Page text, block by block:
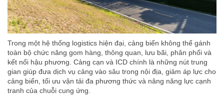
Trong một hệ thống logistics hiện đại, cảng biển không thể gánh
toàn bộ chức năng gom hàng, thông quan, lưu bãi, phân phối và
kết nối hậu phương. Cảng cạn và ICD chính là những nút trung
gian giúp đưa dịch vụ cảng vào sâu trong nội địa, giảm áp lực cho
cảng biển, tối ưu vận tải đa phương thức và nâng năng lực cạnh
tranh của chuỗi cung ứng.